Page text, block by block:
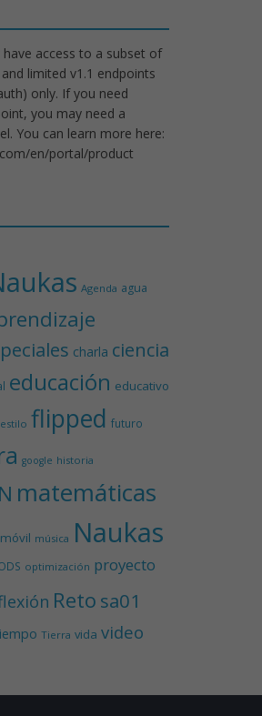
have access to a subset of
limited v1.1 endpoints
only. If you need
you may need a
You can learn more here:
en/portal/product
Agenda agua
charla ciencia
educación educativo
estilo flipped futuro
google historia
matemáticas
móvil música Naukas
optimización proyecto
Reto sa01
Tierra vida video